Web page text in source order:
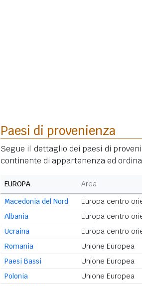
Paesi di provenienza
Segue il dettaglio dei paesi di
continente di appartenenza ed
EUROPA Area
Macedonia del Nord
Europa centro
Albania
Europa centro
Ucraina
Europa centro
Romania
Unione Europea
Paesi Bassi
Unione Europea
Polonia
Unione Europea